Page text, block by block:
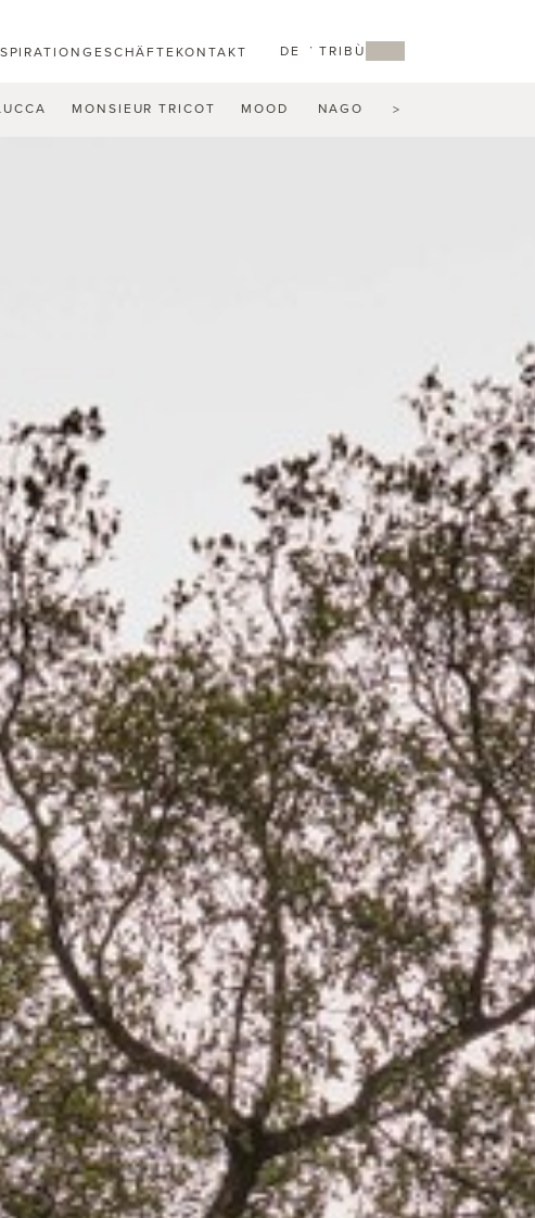
MY TRIBÙ
DE
KONTAKT
GESCHÄFTE
MONSIEUR TRICOT MOOD NAGOMI